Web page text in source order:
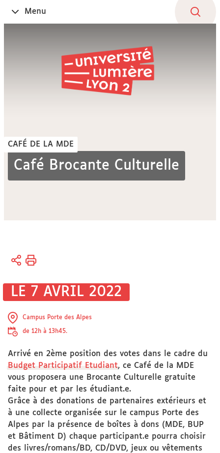
Ouvrir
le
Menu
CAFÉ DE LA MDE
Café Brocante Culturelle
Vous
Accueil
LE 7 AVRIL 2022
Campus Porte des Alpes
de 12h à 13h45.
Arrivé en 2ème position des votes dans le cadre du
Budget Participatif Etudiant, ce Café de la MDE
vous proposera une Brocante Culturelle gratuite
faite pour et par les étudiant.e.
Grâce à des donations de partenaires extérieurs et
à une collecte organisée sur le campus Porte des
Alpes par la présence de boîtes à dons (MDE, BUP
et Bâtiment D) chaque participant.e pourra choisir
des livres/romans/BD, CD/DVD, jeux ou vêtements